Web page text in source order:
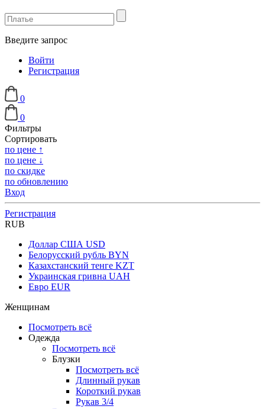
Введите запрос
Войти
Регистрация
0
0
Фильтры
Сортировать
по цене ↑
по цене ↓
по скидке
по обновлению
Вход
Регистрация
RUB
Доллар США USD
Белорусский рубль BYN
Казахстанский тенге KZT
Украинская гривна UAH
Евро EUR
Женщинам
Посмотреть всё
Одежда
Посмотреть всё
Блузки
Посмотреть всё
Длинный рукав
Короткий рукав
Рукав 3/4